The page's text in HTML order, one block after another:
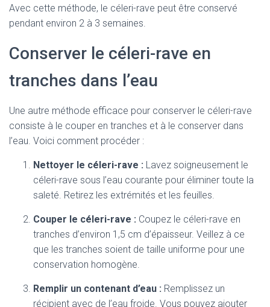
Avec cette méthode, le céleri-rave peut être conservé
pendant environ 2 à 3 semaines.
Conserver le céleri-rave en
tranches dans l’eau
Une autre méthode efficace pour conserver le céleri-rave
consiste à le couper en tranches et à le conserver dans
l’eau. Voici comment procéder :
Nettoyer le céleri-rave : Lavez soigneusement le
céleri-rave sous l’eau courante pour éliminer toute la
saleté. Retirez les extrémités et les feuilles.
Couper le céleri-rave : Coupez le céleri-rave en
tranches d’environ 1,5 cm d’épaisseur. Veillez à ce
que les tranches soient de taille uniforme pour une
conservation homogène.
Remplir un contenant d’eau : Remplissez un
récipient avec de l’eau froide. Vous pouvez ajouter